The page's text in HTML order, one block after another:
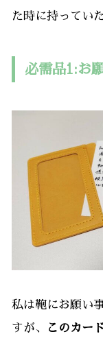
た時に持ってい
必需品1:お
私は鞄にお願い
すが、
このカー